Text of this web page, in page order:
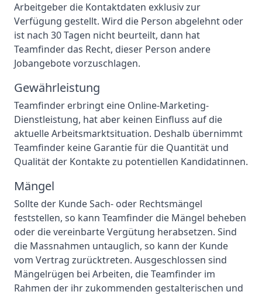
Arbeitgeber die Kontaktdaten exklusiv zur
Verfügung gestellt. Wird die Person abgelehnt oder
ist nach 30 Tagen nicht beurteilt, dann hat
Teamfinder das Recht, dieser Person andere
Jobangebote vorzuschlagen.
Gewährleistung
Teamfinder erbringt eine Online-Marketing-
Dienstleistung, hat aber keinen Einfluss auf die
aktuelle Arbeitsmarktsituation. Deshalb übernimmt
Teamfinder keine Garantie für die Quantität und
Qualität der Kontakte zu potentiellen Kandidatinnen.
Mängel
Sollte der Kunde Sach- oder Rechtsmängel
feststellen, so kann Teamfinder die Mängel beheben
oder die vereinbarte Vergütung herabsetzen. Sind
die Massnahmen untauglich, so kann der Kunde
vom Vertrag zurücktreten. Ausgeschlossen sind
Mängelrügen bei Arbeiten, die Teamfinder im
Rahmen der ihr zukommenden gestalterischen und